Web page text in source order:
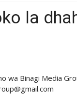
la
wa Binagi Media